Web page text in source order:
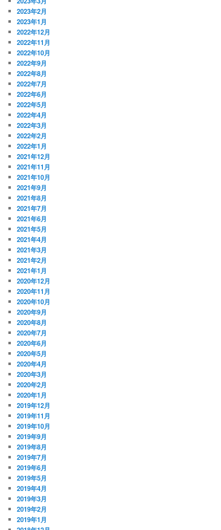
2023年2月
2023年1月
2022年12月
2022年11月
2022年10月
2022年9月
2022年8月
2022年7月
2022年6月
2022年5月
2022年4月
2022年3月
2022年2月
2022年1月
2021年12月
2021年11月
2021年10月
2021年9月
2021年8月
2021年7月
2021年6月
2021年5月
2021年4月
2021年3月
2021年2月
2021年1月
2020年12月
2020年11月
2020年10月
2020年9月
2020年8月
2020年7月
2020年6月
2020年5月
2020年4月
2020年3月
2020年2月
2020年1月
2019年12月
2019年11月
2019年10月
2019年9月
2019年8月
2019年7月
2019年6月
2019年5月
2019年4月
2019年3月
2019年2月
2019年1月